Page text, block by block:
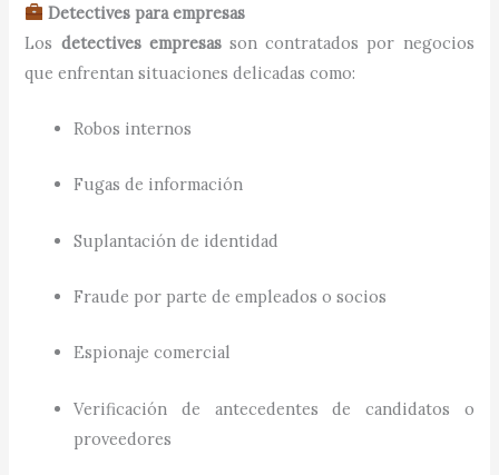
Detectives para empresas
Los detectives empresasson contratados por negocios
que enfrentan situaciones delicadas como:
Robos internos
Fugas de información
Suplantación de identidad
Fraude por parte de empleados o socios
Espionaje comercial
Verificación de antecedentes de candidatos o
proveedores